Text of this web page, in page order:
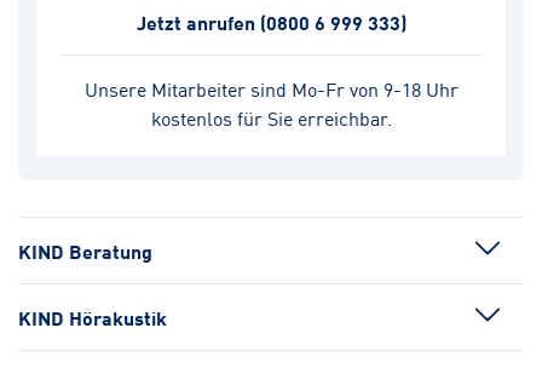
Unsere Mitarbeiter sind Mo-Fr von 9-18 Uhr
kostenlos für Sie erreichbar.
Jetzt anrufen (0800 6 999 333)
KIND Beratung
KIND Hörakustik